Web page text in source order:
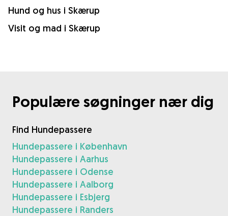
Hund og hus i Skærup
Visit og mad i Skærup
Populære søgninger nær dig
Find Hundepassere
Hundepassere i København
Hundepassere i Aarhus
Hundepassere i Odense
Hundepassere i Aalborg
Hundepassere i Esbjerg
Hundepassere i Randers